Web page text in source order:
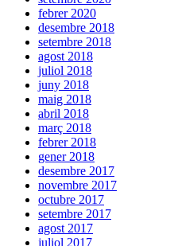
febrer 2020
desembre 2018
setembre 2018
agost 2018
juliol 2018
juny 2018
maig 2018
abril 2018
març 2018
febrer 2018
gener 2018
desembre 2017
novembre 2017
octubre 2017
setembre 2017
agost 2017
juliol 2017